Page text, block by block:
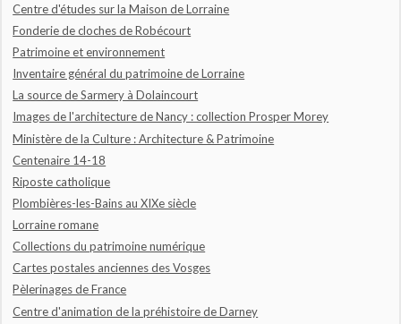
Centre d'études sur la Maison de Lorraine
Fonderie de cloches de Robécourt
Patrimoine et environnement
Inventaire général du patrimoine de Lorraine
La source de Sarmery à Dolaincourt
Images de l'architecture de Nancy : collection Prosper Morey
Ministère de la Culture : Architecture & Patrimoine
Centenaire 14-18
Riposte catholique
Plombières-les-Bains au XIXe siècle
Lorraine romane
Collections du patrimoine numérique
Cartes postales anciennes des Vosges
Pèlerinages de France
Centre d'animation de la préhistoire de Darney